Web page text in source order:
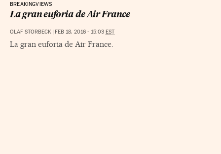
BREAKINGVIEWS
La gran euforia de Air France
OLAF STORBECK | FEB 18, 2016 - 15:03 EST
La gran euforia de Air France.